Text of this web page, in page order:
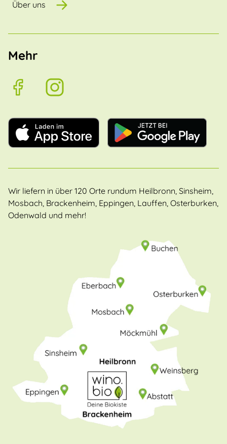
Über uns
Mehr
Wir liefern in über 120 Orte rundum Heilbronn, Sinsheim,
Mosbach, Brackenheim, Eppingen, Lauffen, Osterburken,
Odenwald und mehr!